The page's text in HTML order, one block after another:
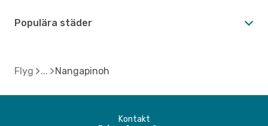
Populära städer
Flyg Nangapinoh
Kontakt